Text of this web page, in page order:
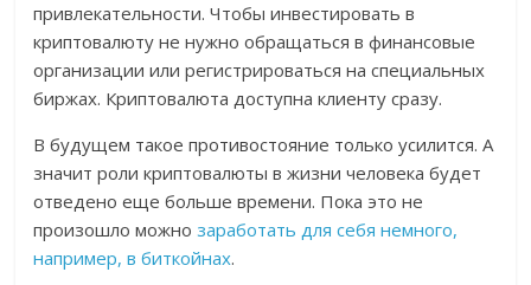
привлекательности. Чтобы инвестировать в
криптовалюту не нужно обращаться в финансовые
организации или регистрироваться на специальных
биржах. Криптовалюта доступна клиенту сразу.
В будущем такое противостояние только усилится. А
значит роли криптовалюты в жизни человека будет
отведено еще больше времени. Пока это не
произошло можнозаработать для себя немного,
например, в биткойнах.